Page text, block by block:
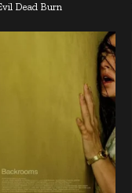
Dead Burn